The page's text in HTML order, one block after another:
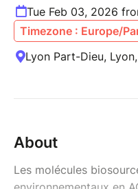
Tue Feb 03, 2026
Timezone : Europe/
Lyon Part-Dieu,
About
Les molécules